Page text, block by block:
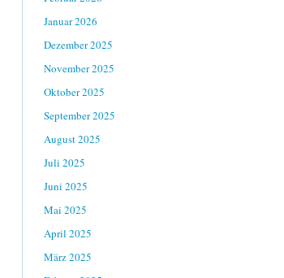
Januar 2026
Dezember 2025
November 2025
Oktober 2025
September 2025
August 2025
Juli 2025
Juni 2025
Mai 2025
April 2025
März 2025